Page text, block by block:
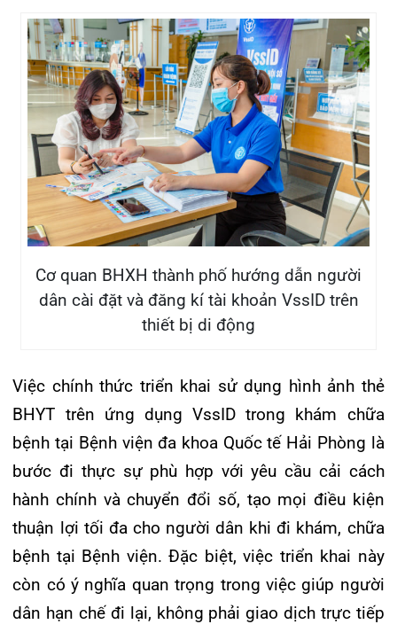
Việc chính thức triển khai sử dụng hình ảnh thẻ
BHYT trên ứng dụng VssID trong khám chữa
bệnh tại Bệnh viện đa khoa Quốc tế Hải Phòng là
bước đi thực sự phù hợp với yêu cầu cải cách
hành chính và chuyển đổi số, tạo mọi điều kiện
thuận lợi tối đa cho người dân khi đi khám, chữa
bệnh tại Bệnh viện. Đặc biệt, việc triển khai này
còn có ý nghĩa quan trọng trong việc giúp người
dân hạn chế đi lại, không phải giao dịch trực tiếp
với cơ quan BHXH đối với các hoạt động liên
quan tới thẻ BHYT giấy trong bối cảnh dịch
Covid-19 đang diễn biến phức tạp.
VssID trên thiết bị di động, bạn vui lòng làm theo
hướng dẫn sau:
Tin mới nhất
THÔNG BÁO THAY ĐỔI GIỜ LÀM
VIỆC
TRẢI NGHIỆM Y TẾ CHUẨN QUỐC
TẾ CHẠM ĐẾN TRÁI TI...